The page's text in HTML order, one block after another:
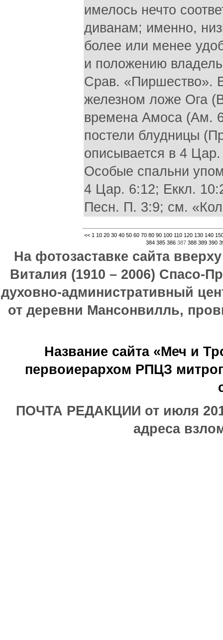
имелось нечто
диванам; именно,
более или менее
и положению
Срав. «Пиршество».
железном ложе Ога
времена Амоса (Ам.
постели блудницы
описывается в 4
Особые спальни
4 Цар. 6:12; Еккл.
Песн. П. 3:9; см.
<< 1 10 20 30 40 50 60 70 80 90 100 110 120 130 140
384 385 386 387 388 389 390
На фотозаставке сайта
Виталия (1910 – 2006) Спасо-
духовно-административный
от деревни Мансонвилль,
Название сайта «Меч и
первоиерархом РПЦЗ
ПОЧТА РЕДАКЦИИ от июля
адреса